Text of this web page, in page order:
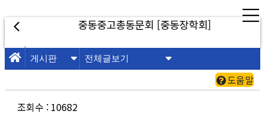
중동중고총동문회 [중동장학회]
도움말
조회수 : 10682